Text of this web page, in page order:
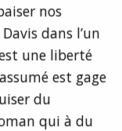
nos
dans l’un
une liberté
est gage
du
qui à du